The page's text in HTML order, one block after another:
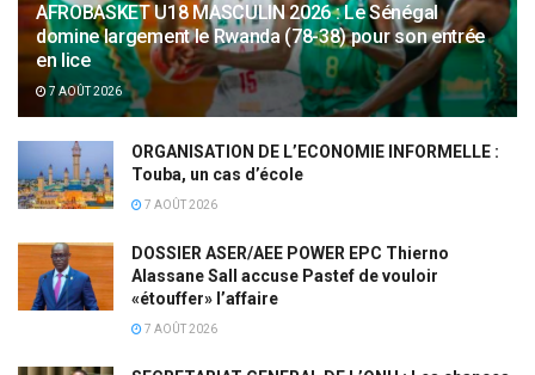
AFROBASKET U18 MASCULIN 2026 : Le Sénégal
domine largement le Rwanda (78-38) pour son entrée
en lice
7 AOÛT 2026
ORGANISATION DE L’ECONOMIE INFORMELLE :
Touba, un cas d’école
7 AOÛT 2026
DOSSIER ASER/AEE POWER EPC Thierno
Alassane Sall accuse Pastef de vouloir
«étouffer» l’affaire
7 AOÛT 2026